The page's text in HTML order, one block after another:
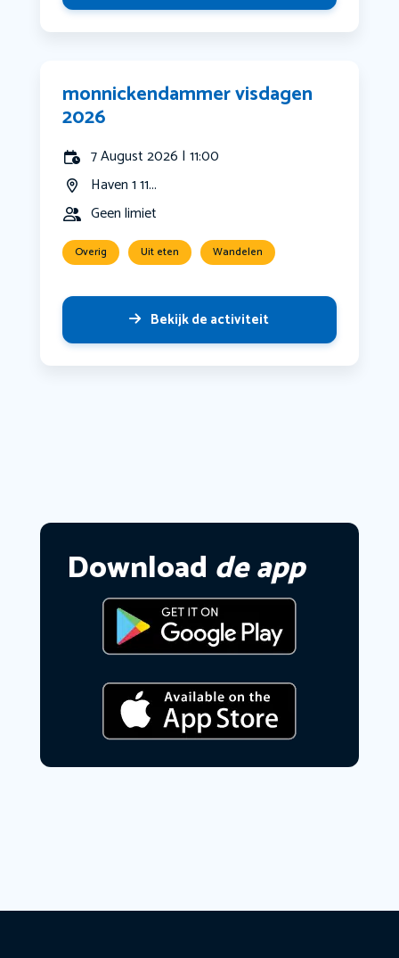
monnickendammer visdagen
2026
7 August 2026 | 11:00
Haven 1 11...
Geen limiet
Overig Uit eten Wandelen
Bekijk de activiteit
Download de app